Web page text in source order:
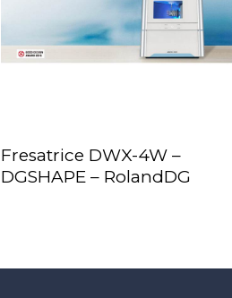
LEGGI TUTTO
Fresatrice DWX-4W –
DGSHAPE – RolandDG